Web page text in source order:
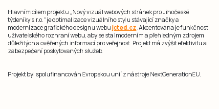
Hlavním cílem projektu „Nový vizuál webových stránek pro Jihočeské
týdeníky s.r.o." je optimalizace vizuálního stylu stávající značky a
modernizace grafického designu webu jcted.cz. Akcentována je funkčnost
uživatelského rozhraní webu, aby se stal moderním a přehledným zdrojem
důležitých a ověřených informací pro veřejnost. Projekt má zvýšit efektivitu a
zabezpečení poskytovaných služeb.
Projekt byl spolufinancován Evropskou unií z nástroje NextGenerationEU.